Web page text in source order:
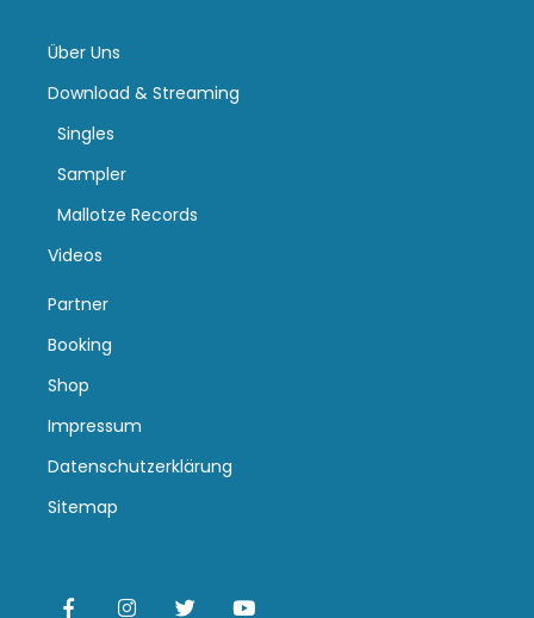
Über Uns
Download & Streaming
Singles
Sampler
Mallotze Records
Videos
Partner
Booking
Shop
Impressum
Datenschutzerklärung
Sitemap